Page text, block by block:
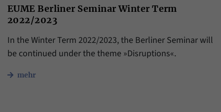
EUME Berliner Seminar Winter Term
2022/2023
In the Winter Term 2022/2023, the Berliner Seminar will
be continued under the theme »Disruptions«.
mehr